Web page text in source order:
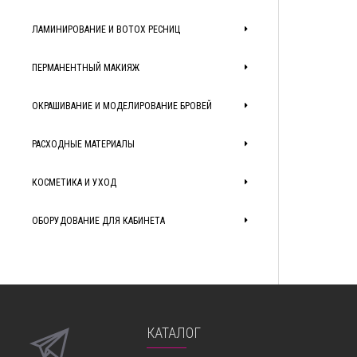
ЛАМИНИРОВАНИЕ И BOTOX РЕСНИЦ
ПЕРМАНЕНТНЫЙ МАКИЯЖ
ОКРАШИВАНИЕ И МОДЕЛИРОВАНИЕ БРОВЕЙ
РАСХОДНЫЕ МАТЕРИАЛЫ
КОСМЕТИКА И УХОД
ОБОРУДОВАНИЕ ДЛЯ КАБИНЕТА
КАТАЛОГ